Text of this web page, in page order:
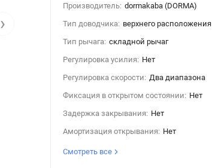
›
Производитель: dormakaba (DORMA)
Тип доводчика: верхнего расположения
Тип рычага: складной рычаг
Регулировка усилия: Нет
Регулировка скорости: Два диапазона
Фиксация в открытом состоянии: Нет
Задержка закрывания: Нет
Амортизация открывания: Нет
Смотреть все